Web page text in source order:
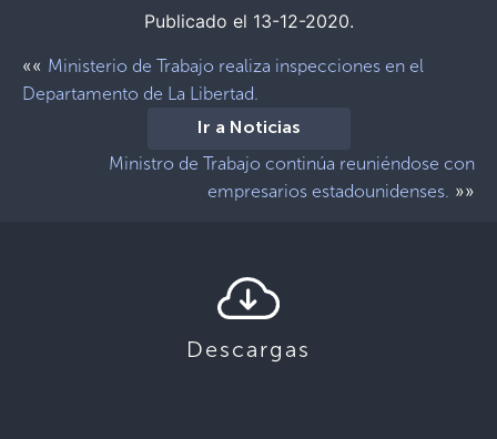
Publicado el 13-12-2020.
«« Ministerio de Trabajo realiza inspecciones en el
Departamento de La Libertad.
Ir a Noticias
Ministro de Trabajo continúa reuniéndose con
empresarios estadounidenses. »»
Descargas